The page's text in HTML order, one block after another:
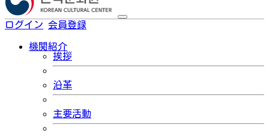
ログイン 会員登録
機関紹介
挨拶
沿革
主要活動